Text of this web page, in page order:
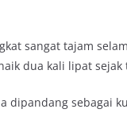
sangat tajam
dua kali lipat sejak
dipandang sebagai